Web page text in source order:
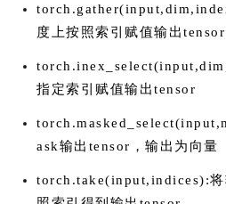
度上按照索引赋值输出tensor
指定索引赋值输出tensor
ask输出tensor，输出为向量
torch.take(input,indices):将